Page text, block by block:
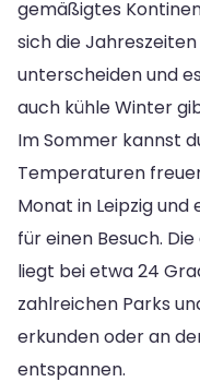
gemäßigtes
sich die
unterscheiden und
auch kühle Winter
Im Sommer kannst
Temperaturen
Monat in Leipzig
für einen Besuch.
liegt bei etwa 24
zahlreichen Parks
erkunden oder an
entspannen.